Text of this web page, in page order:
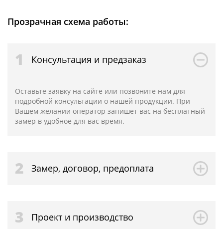
Прозрачная схема работы:
1 Консультация и предзаказ
Оставьте заявку на сайте или позвоните нам для
подробной консультации о нашей продукции. При
Вашем желании оператор запишет вас на бесплатный
замер в удобное для вас время.
2 Замер, договор, предоплата
3 Проект и производство